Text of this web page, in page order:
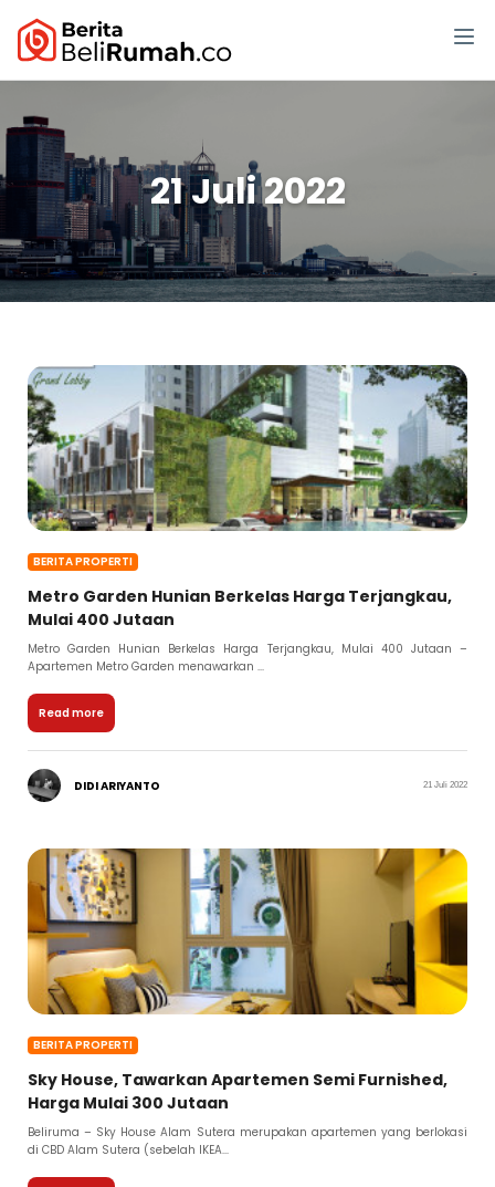
21 Juli 2022
BERITA PROPERTI
Metro Garden Hunian Berkelas Harga Terjangkau,
Mulai 400 Jutaan
Metro Garden Hunian Berkelas Harga Terjangkau, Mulai 400 Jutaan –
Apartemen Metro Garden menawarkan ...
Read more
DIDI ARIYANTO 21 Juli 2022
BERITA PROPERTI
Sky House, Tawarkan Apartemen Semi Furnished,
Harga Mulai 300 Jutaan
Beliruma – Sky House Alam Sutera merupakan apartemen yang berlokasi
di CBD Alam Sutera (sebelah IKEA...